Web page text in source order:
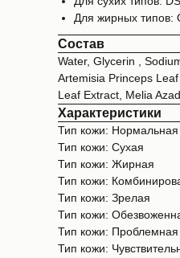
Для жирных типов:
Состав
Water, Glycerin ,
Artemisia Princeps
Leaf Extract, Melia
Характеристики
Тип кожи: Нормальная
Тип кожи: Сухая
Тип кожи: Жирная
Тип кожи:
Тип кожи: Зрелая
Тип кожи:
Тип кожи: Проблемная
Тип кожи: